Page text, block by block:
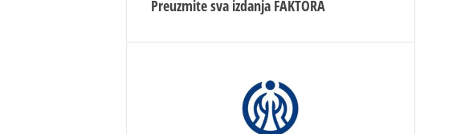
Preuzmite sva izdanja FAKTORA